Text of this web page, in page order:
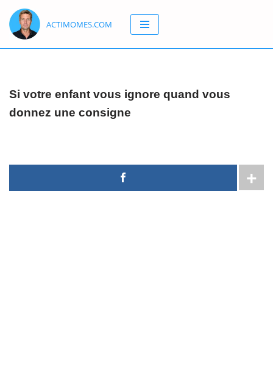
Aller
au
ACTIMOMES.COM
Si votre enfant vous ignore quand vous
donnez une consigne